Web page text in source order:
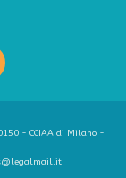
RSS
- CCIAA di Milano -